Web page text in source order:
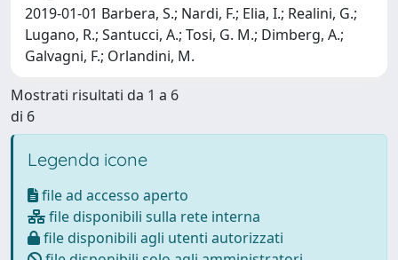
2019-01-01 Barbera, S.; Nardi, F.; Elia, I.; Realini, G.;
Lugano, R.; Santucci, A.; Tosi, G. M.; Dimberg, A.;
Galvagni, F.; Orlandini, M.
Mostrati risultati da 1 a 6
di 6
Legenda icone
file ad accesso aperto
file disponibili sulla rete interna
file disponibili agli utenti autorizzati